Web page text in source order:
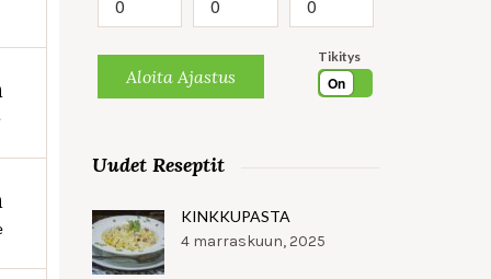
Aloita Ajastus
Tikitys
On
Uudet Reseptit
KINKKUPASTA
4 marraskuun, 2025